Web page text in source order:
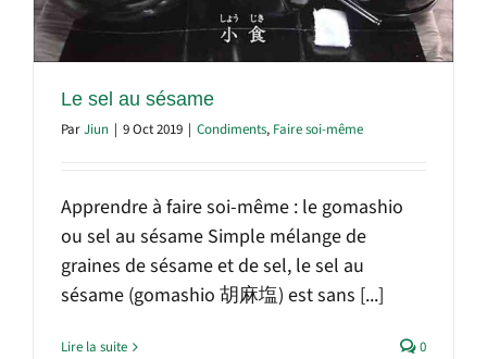
Le sel au sésame
ParJiun | 9 Oct 2019 | Condiments, Faire soi-même
Apprendre à faire soi-même : le gomashio
ou sel au sésame Simple mélange de
graines de sésame et de sel, le sel au
sésame (gomashio 胡麻塩) est sans [...]
Lire la suite 0